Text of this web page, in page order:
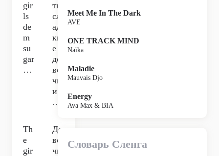
gir
ls
de
m
su
gar
…
ть,
сл
ад
ки
е
де
во
чк
и
…
Th
e
gir
Де
во
чк
Meet Me In The Dark
AVE
ONE TRACK MIND
Naïka
Maladie
Mauvais Djo
Energy
Ava Max & BIA
Словарь Сленга